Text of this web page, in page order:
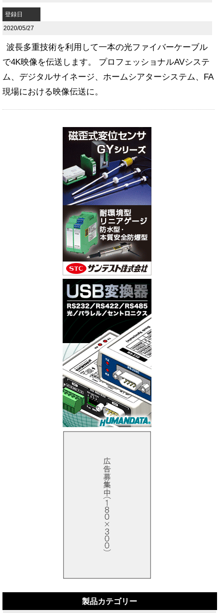
登録日
2020/05/27
波長多重技術を利用して一本の光ファイバーケーブル
で4K映像を伝送します。 プロフェッショナルAVシステ
ム、デジタルサイネージ、ホームシアターシステム、FA
現場における映像伝送に。
製品カテゴリー